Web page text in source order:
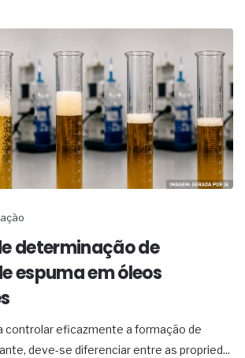
determinação de
espuma em óleos
controlar eficazmente a formação de
deve-se diferenciar entre as propried...